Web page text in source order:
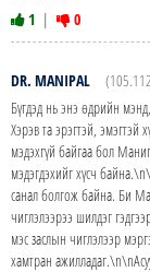
1 | 0
DR. MANIPAL
Бүгдэд нь энэ өдрийн
Хэрэв та эрэгтэй, эмэгтэй
мэдэхгүй байгаа бол
мэдэгдэхийг хүсч
санал болгож байна. Би
чиглэлээрээ шилдэг
мэс заслын чиглэлээр
хамтран